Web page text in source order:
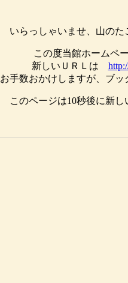
いらっしゃいませ、山の
この度当館ホームペ
新しいＵＲＬは
お手数おかけしますが、ブ
このページは10秒後に新